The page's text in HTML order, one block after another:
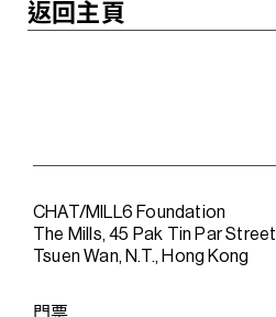
返回主頁
CHAT/MILL6 Foundation
The Mills, 45 Pak Tin Par Street
Tsuen Wan, N.T., Hong Kong